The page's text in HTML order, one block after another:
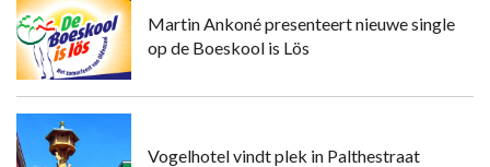
Martin Ankoné presenteert nieuwe single
op de Boeskool is Lös
Vogelhotel vindt plek in Palthestraat